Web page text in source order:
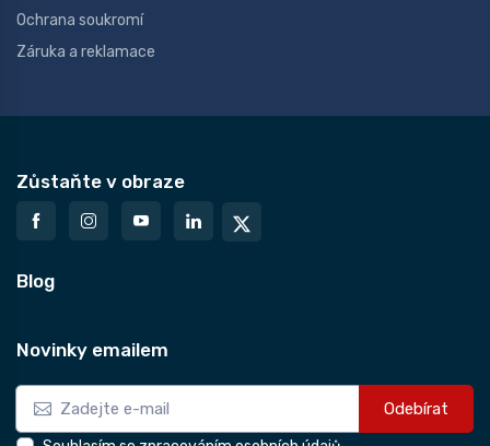
Ochrana soukromí
Záruka a reklamace
Zůstaňte v obraze
Blog
Novinky emailem
Odebírat